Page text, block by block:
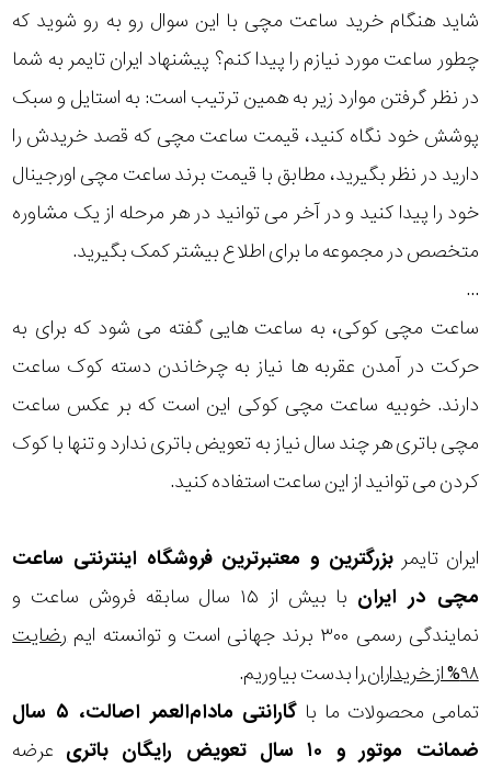
شاید هنگام خرید ساعت مچی با این سوال رو به رو شوید که
چطور ساعت مورد نیازم را پیدا کنم؟ پیشنهاد ایران تایمر به شما
در نظر گرفتن موارد زیر به همین ترتیب است: به استایل و سبک
پوشش خود نگاه کنید، قیمت ساعت مچی که قصد خریدش را
دارید در نظر بگیرید، مطابق با قیمت برند ساعت مچی اورجینال
خود را پیدا کنید و در آخر می توانید در هر مرحله از یک مشاوره
متخصص در مجموعه ما برای اطلاع بیشتر کمک بگیرید.
...
ساعت مچی کوکی، به ساعت هایی گفته می شود که برای به
حرکت در آمدن عقربه ها نیاز به چرخاندن دسته کوک ساعت
دارند. خوبیه ساعت مچی کوکی این است که بر عکس ساعت
مچی باتری هر چند سال نیاز به تعویض باتری ندارد و تنها با کوک
کردن می توانید از این ساعت استفاده کنید.
ایران تایمر بزرگترین و معتبرترین فروشگاه اینترنتی ساعت
مچی در ایران
با بیش از ۱۵ سال سابقه فروش ساعت و
نمایندگی رسمی ۳۰۰ برند جهانی است و توانسته ایم
رضایت
۹۸% از خریداران
را بدست بیاوریم.
تمامی محصولات ما با
گارانتی مادام‌العمر اصالت، ۵ سال
ضمانت موتور و ۱۰ سال تعویض رایگان باتری
عرضه
متی
تیسوت
دنیش
دیزاین
نمایش
بیشتر...
محدوده
عرض
قاب
طرح
بند
صفحه
مقاوم
شکل
ویژگی
نوع